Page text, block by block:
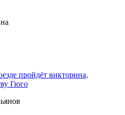
пройдёт викторина,
Гюго